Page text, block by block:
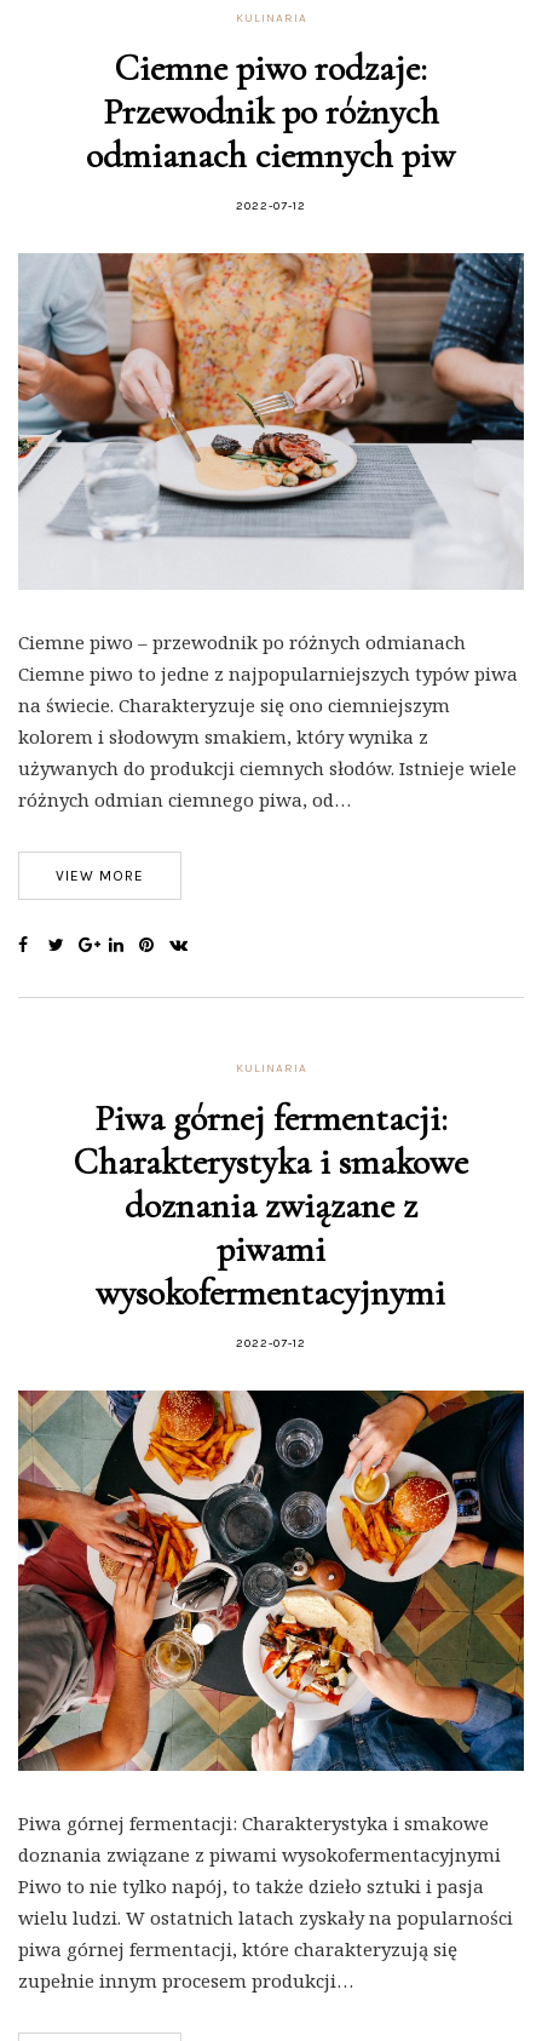
KULINARIA
Ciemne piwo rodzaje:
Przewodnik po różnych
odmianach ciemnych piw
2022-07-12
Ciemne piwo – przewodnik po różnych odmianach
Ciemne piwo to jedne z najpopularniejszych typów piwa
na świecie. Charakteryzuje się ono ciemniejszym
kolorem i słodowym smakiem, który wynika z
używanych do produkcji ciemnych słodów. Istnieje wiele
różnych odmian ciemnego piwa, od…
VIEW MORE
KULINARIA
Piwa górnej fermentacji:
Charakterystyka i smakowe
doznania związane z
piwami
wysokofermentacyjnymi
2022-07-12
Piwa górnej fermentacji: Charakterystyka i smakowe
doznania związane z piwami wysokofermentacyjnymi
Piwo to nie tylko napój, to także dzieło sztuki i pasja
wielu ludzi. W ostatnich latach zyskały na popularności
piwa górnej fermentacji, które charakteryzują się
zupełnie innym procesem produkcji…